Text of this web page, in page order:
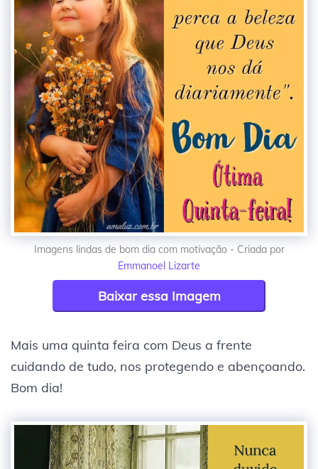
Imagens lindas de bom dia com motivação - Criada por
Emmanoel Lizarte
Baixar essa Imagem
Mais uma quinta feira com Deus a frente
cuidando de tudo, nos protegendo e abençoando.
Bom dia!